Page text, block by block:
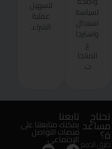
لسياسة
استبدال
واسترجا
ع
المنتجا
ت.
لتسهيل
عملية
الشراء.
تحتاج
مساعد
ة؟
طرق الدفع
تابعنا
يمكنك متابعتنا على
منصات التواصل
الإجتماعى